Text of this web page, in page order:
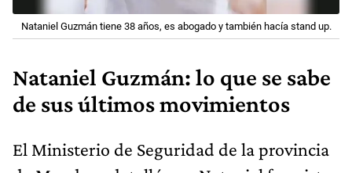
Nataniel Guzmán tiene 38 años, es abogado y también hacía stand up.
Nataniel Guzmán: lo que se sabe
de sus últimos movimientos
El Ministerio de Seguridad de la provincia